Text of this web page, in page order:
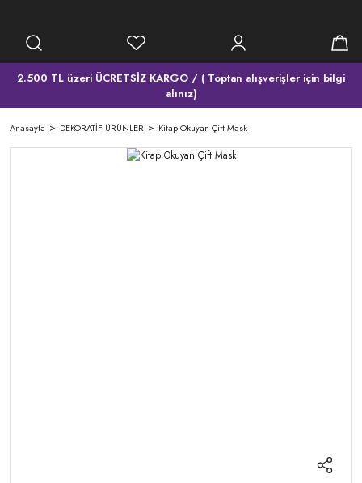
2.500 TL üzeri ÜCRETSİZ KARGO / ( Toptan alışverişler için bilgi
alınız)
Anasayfa DEKORATİF ÜRÜNLER Kitap Okuyan Çift Mask